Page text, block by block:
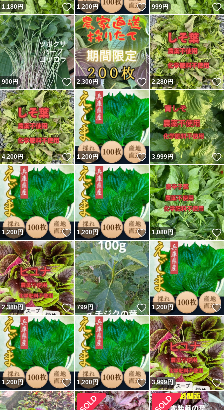
1,180円 いいね！
1,200円 いいね！
999円
900円 いいね！
2,300円 いいね！
2,280円
4,200円 いいね！
1,200円 いいね！
3,999円
1,200円 いいね！
1,200円 いいね！
1,080円
2,380円 いいね！
799円 いいね！
1,200円
1,200円 いいね！
1,200円 いいね！
3,999円